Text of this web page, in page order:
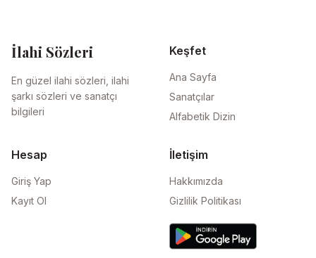
İlahi Sözleri
En güzel ilahi sözleri, ilahi
şarkı sözleri ve sanatçı
bilgileri
Keşfet
Ana Sayfa
Sanatçılar
Alfabetik Dizin
Hesap
Giriş Yap
Kayıt Ol
İletişim
Hakkımızda
Gizlilik Politikası